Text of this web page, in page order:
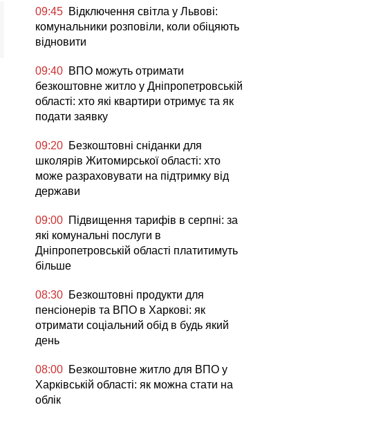
09:45 Відключення світла у Львові:
комунальники розповіли, коли обіцяють
відновити
09:40 ВПО можуть отримати
безкоштовне житло у Дніпропетровській
області: хто які квартири отримує та як
подати заявку
09:20 Безкоштовні сніданки для
школярів Житомирської області: хто
може разраховувати на підтримку від
держави
09:00 Підвищення тарифів в серпні: за
які комунальні послуги в
Дніпропетровській області платитимуть
більше
08:30 Безкоштовні продукти для
пенсіонерів та ВПО в Харкові: як
отримати соціальний обід в будь який
день
08:00 Безкоштовне житло для ВПО у
Харківській області: як можна стати на
облік